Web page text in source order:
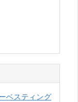
ベスティング